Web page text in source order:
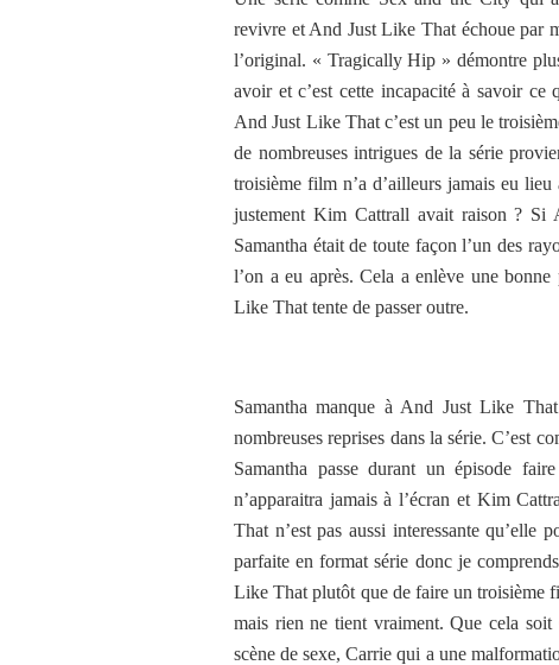
revivre et And Just Like That échoue par
l’original. « Tragically Hip » démontre
avoir et c’est cette incapacité à savoir
And Just Like That c’est un peu le
de nombreuses intrigues de la série
troisième film n’a d’ailleurs jamais eu
justement Kim Cattrall avait raison ?
Samantha était de toute façon l’un des
l’on a eu après. Cela a enlève une
Like That tente de passer outre.
Samantha manque à And Just Like
nombreuses reprises dans la série. C’est
Samantha passe durant un épisode
n’apparaitra jamais à l’écran et Kim
That n’est pas aussi interessante
parfaite en format série donc je
Like That plutôt que de faire un troisième
mais rien ne tient vraiment. Que cela
scène de sexe, Carrie qui a une